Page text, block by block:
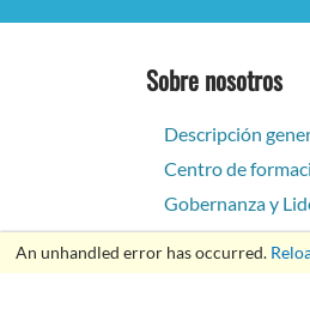
An unhandled error has occurred.
Sobre nosotros
Descripción
Centro de
Gobernanza y
Carreras
Innovación e